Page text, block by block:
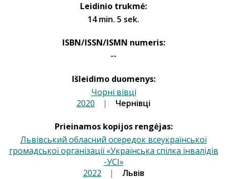
Leidinio trukmė:
14 min. 5 sek.
ISBN/ISSN/ISMN numeris:
--
Išleidimo duomenys:
Чорні вівці
2020 | Чернівці
Prieinamos kopijos rengėjas:
Львівський обласний осередок всеукраїнської
громадської організації «Українська спілка інвалідів
-УСІ»
|
2022 | Львів